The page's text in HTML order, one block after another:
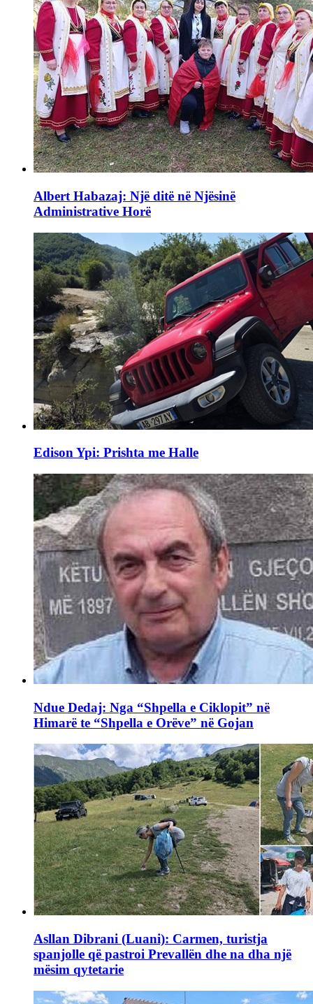
Albert Habazaj: Një ditë në Njësinë
Administrative Horë
Edison Ypi: Prishta me Halle
Ndue Dedaj: Nga “Shpella e Ciklopit” në
Himarë te “Shpella e Orëve” në Gojan
Asllan Dibrani (Luani): Carmen, turistja
spanjolle që pastroi Prevallën dhe na dha një
mësim qytetarie